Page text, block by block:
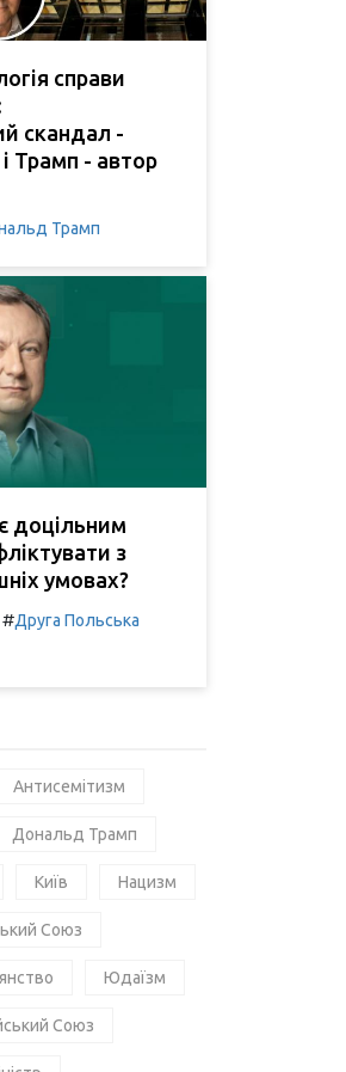
справи
скандал -
Трамп - автор
Трамп
доцільним
з
умовах?
#Друга Польська
Антисемітизм
Дональд Трамп
Київ Нацизм
Союз
Юдаїзм
Союз